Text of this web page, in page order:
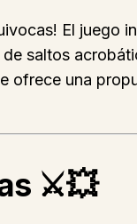
El juego
saltos
ofrece una
⚔️💥